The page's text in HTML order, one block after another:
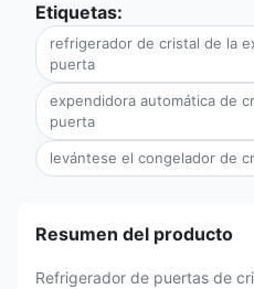
Etiquetas:
refrigerador de cristal de la
puerta
expendidora automática de
puerta
levántese el congelador de
Resumen del producto
Refrigerador de puertas de